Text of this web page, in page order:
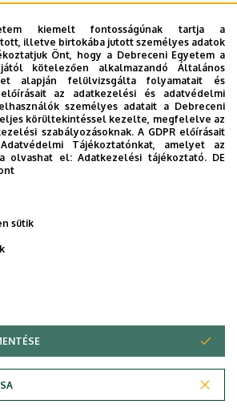
06. 08. 11:07
kiemelt fontosságúnak tartja a
illetve birtokába jutott személyes adatok
Önt, hogy a Debreceni Egyetem a
kötelezően alkalmazandó Általános
alapján felülvizsgálta folyamatait és
az adatkezelési és adatvédelmi
személyes adatait a Debreceni
körültekintéssel kezelte, megfelelve az
szabályozásoknak. A GDPR előírásait
Tájékoztatónkat, amelyet az
olvashat el:Adatkezelési tájékoztató. DE
sütik